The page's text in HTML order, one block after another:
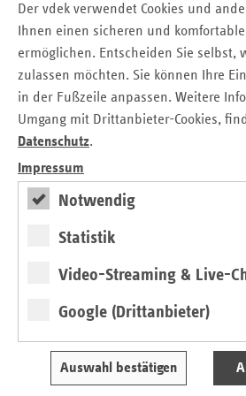
Der vdek verwendet Cookies und
Ihnen einen sicheren und
ermöglichen. Entscheiden Sie selbst,
zulassen möchten. Sie können Ihre
in der Fußzeile anpassen. Weitere
Umgang mit Drittanbieter-Cookies,
Datenschutz.
Impressum
Notwendig
Statistik
Video-Streaming & Live-
Google (Drittanbieter)
Auswahl bestätigen
Grundlage der Beschlüsse des
Bewertungsausschusses zur
psychotherapeutischer Leistungen
und Vertragspsychotherapeuten
rückwirkend eine höhere Vergütung
zum dritten Quartal 2015, sofern sie
Quartal Widerspruch gegen ihren
eingelegt hatten.
Der Verband der Ersatzkassen e.V.
sechs Ersatzkassen, die zusammen
- BARMER GEK
- DAK-Gesundheit
- KKH Kaufmännische Krankenkasse